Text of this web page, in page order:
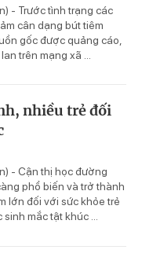
- Trước tình trạng các
cân dạng bút tiêm
gốc được quảng cáo,
trên mạng xã ...
nhiều trẻ đối
- Cận thị học đường
phổ biến và trở thành
lớn đối với sức khỏe trẻ
sinh mắc tật khúc ...